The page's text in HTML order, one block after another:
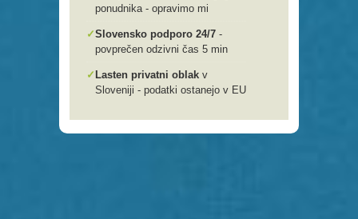
ponudnika - opravimo mi
✓Slovensko podporo 24/7 -
povprečen odzivni čas 5 min
✓ Lasten privatni oblak v
Sloveniji - podatki ostanejo v EU